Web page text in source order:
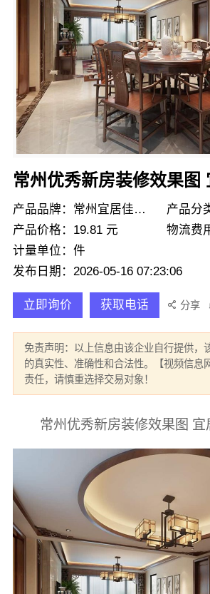
常州优秀新房装修效果图
产品品牌：常州宜居佳装饰
产品分
产品价格：19.81 元
物流费
计量单位：件
发布日期：2026-05-16 07:23:06
立即询价 获取电话 分享
免责声明：以上信息由该企业自行提供，
的真实性、准确性和合法性。【视频信息
责任，请慎重选择交易对象！
常州优秀新房装修效果图 宜